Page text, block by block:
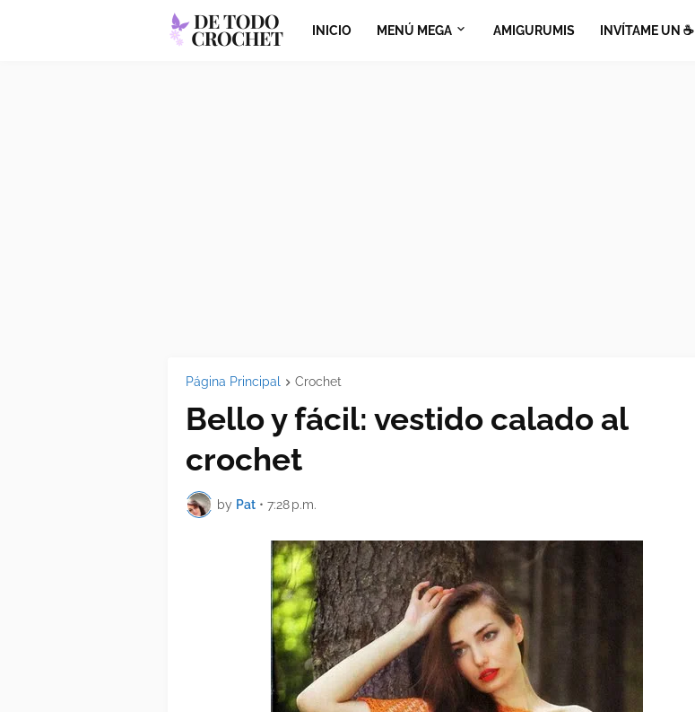
INICIO MENÚ MEGA AMIGURUMIS INVÍTAME UN ☕​
Página Principal Crochet
Bello y fácil: vestido calado al
crochet
by Pat • 7:28 p.m.